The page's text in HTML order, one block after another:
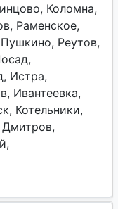
Коломна,
Раменское,
Реутов,
Истра,
Ивантеевка,
Котельники,